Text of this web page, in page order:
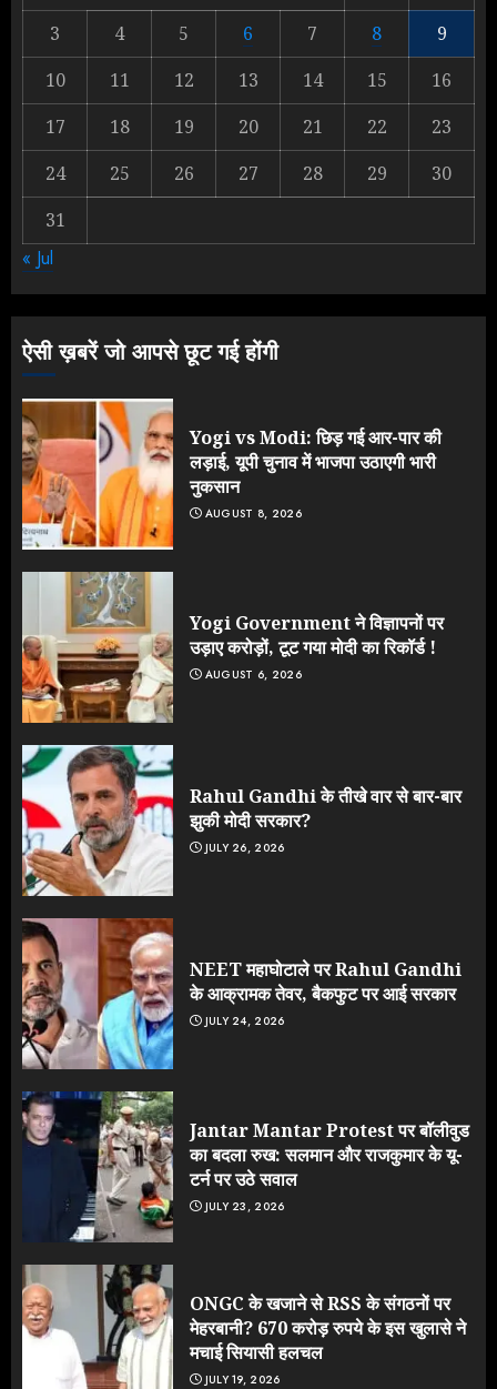
2
Yogi Government ने विज्ञापनों पर
उड़ाए करोड़ों, टूट गया मोदी का रिकॉर्ड !
3
Rahul Gandhi के तीखे वार से बार-बार
3
4 5 6 7 8
9
10
11 12 13 14 15
16
17
18 19 20 21 22
23
24
25 26 27 28 29
30
31
« Jul
ऐसी ख़बरें जो आपसे छूट गई होंगी
Yogi vs Modi: छिड़ गई आर-पार की
लड़ाई, यूपी चुनाव में भाजपा उठाएगी भारी
नुकसान
AUGUST 8, 2026
Yogi Government ने विज्ञापनों पर
उड़ाए करोड़ों, टूट गया मोदी का रिकॉर्ड !
AUGUST 6, 2026
Rahul Gandhi के तीखे वार से बार-बार
झुकी मोदी सरकार?
JULY 26, 2026
NEET महाघोटाले पर Rahul Gandhi
के आक्रामक तेवर, बैकफुट पर आई सरकार
JULY 24, 2026
Jantar Mantar Protest पर बॉलीवुड
का बदला रुख: सलमान और राजकुमार के यू-
टर्न पर उठे सवाल
JULY 23, 2026
ONGC के खजाने से RSS के संगठनों पर
मेहरबानी? 670 करोड़ रुपये के इस खुलासे ने
मचाई सियासी हलचल
JULY 19, 2026